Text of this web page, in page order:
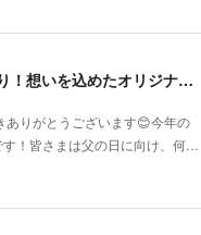
父の日にぴったり！想いを込めたオリジナルギフトを贈ろう🎁
ありがとうございます😊今年の
！皆さまは父の日に向け、何…